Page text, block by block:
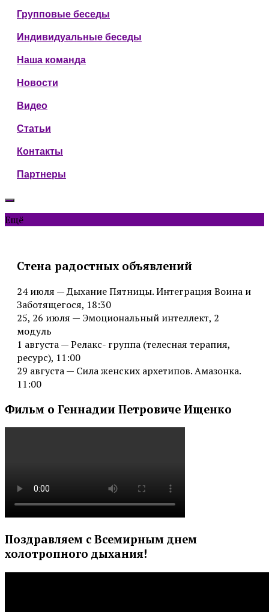
Групповые беседы
Индивидуальные беседы
Наша команда
Новости
Видео
Статьи
Контакты
Партнеры
Ещё
Стена радостных объявлений
24 июля — Дыхание Пятницы. Интеграция Воина и
Заботящегося, 18:30
25, 26 июля — Эмоциональный интеллект, 2
модуль
1 августа — Релакс- группа (телесная терапия,
ресурс), 11:00
29 августа — Сила женских архетипов. Амазонка.
11:00
Фильм о Геннадии Петровиче Ищенко
Поздравляем с Всемирным днем
холотропного дыхания!